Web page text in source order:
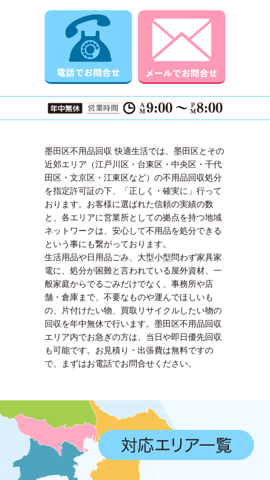
電話でお問合せ
墨田区不用品回収 快適生活では、墨田区とその
近郊エリア（江戸川区・台東区・中央区・千代
田区・文京区・江東区など）の不用品回収処分
を指定許可証の下、「正しく・確実に」行って
おります。お客様に選ばれた信頼の実績の数
と、各エリアに営業所としての拠点を持つ地域
ネットワークは、安心して不用品を処分できる
という事にも繋がっております。
生活用品や日用品ごみ、大型小型問わず家具家
電に、処分が困難と言われている屋外資材、一
般家庭からでるごみだけでなく、事務所や店
舗・倉庫まで、不要なものや運んでほしいも
の、片付けたい物、買取リサイクルしたい物の
回収を年中無休で行います。墨田区不用品回収
エリア内でお急ぎの方は、当日や即日優先回収
も可能です。お見積り・出張費は無料ですの
で、まずはお電話でお問合せください。